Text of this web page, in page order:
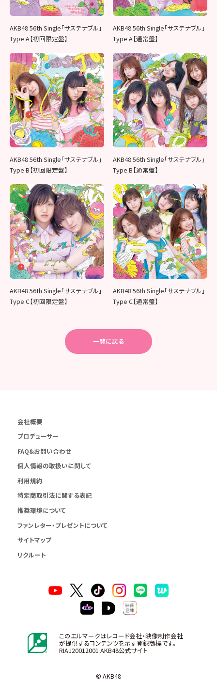
AKB48 56th Single「サステナブル」
Type A【初回限定盤】
AKB48 56th Single「サステナブル」
Type A【通常盤】
AKB48 56th Single「サステナブル」
Type B【初回限定盤】
AKB48 56th Single「サステナブル」
Type B【通常盤】
AKB48 56th Single「サステナブル」
Type C【初回限定盤】
AKB48 56th Single「サステナブル」
Type C【通常盤】
一覧に戻る
会社概要
プロデューサー
FAQ&お問い合わせ
個人情報の取扱いに関して
利用規約
特定商取引法に関する表記
推奨環境について
ファンレター・プレゼントについて
サイトマップ
リクルート
このエルマークはレコード会社・映像制作会社
が提供するコンテンツを示す登録商標です。
RIAJ20012001 AKB48公式サイト
© AKB48